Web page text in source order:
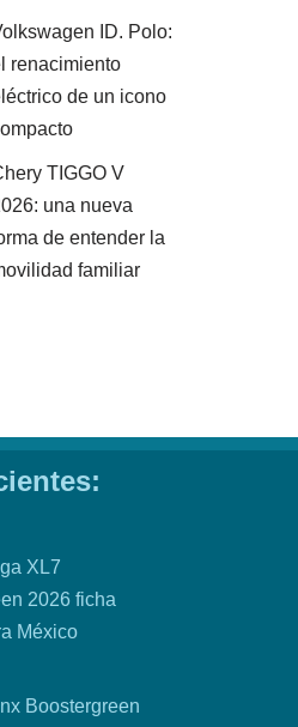
ID. Polo:
renacimiento
de un icono
TIGGO V
una nueva
de entender la
familiar
XL7
2026 ficha
México
Boostergreen